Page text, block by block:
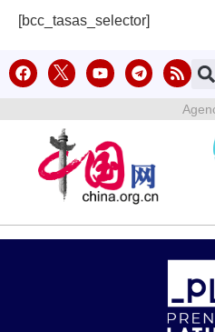
[bcc_tasas_selector]